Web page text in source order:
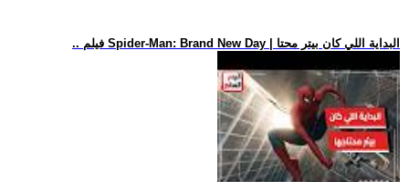
.. فيلم Spider-Man: Brand New Day | البداية اللي كان بيتر محتا